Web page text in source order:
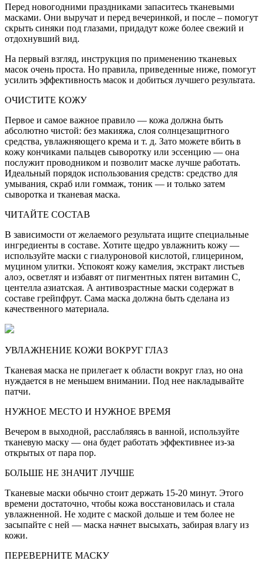
Перед новогодними праздниками запаситесь тканевыми
масками. Они выручат и перед вечеринкой, и после – помогут
скрыть синяки под глазами, придадут коже более свежий и
отдохнувший вид.
На первый взгляд, инструкция по применению тканевых
масок очень проста. Но правила, приведенные ниже, помогут
усилить эффективность масок и добиться лучшего результата.
ОЧИСТИТЕ КОЖУ
Первое и самое важное правило — кожа должна быть
абсолютно чистой: без макияжа, слоя солнцезащитного
средства, увлажняющего крема и т. д. Зато можете вбить в
кожу кончиками пальцев сыворотку или эссенцию — она
послужит проводником и позволит маске лучше работать.
Идеальный порядок использования средств: средство для
умывания, скраб или гоммаж, тоник — и только затем
сыворотка и тканевая маска.
ЧИТАЙТЕ СОСТАВ
В зависимости от желаемого результата ищите специальные
ингредиенты в составе. Хотите щедро увлажнить кожу —
используйте маски с гиалуроновой кислотой, глицерином,
муцином улитки. Успокоят кожу камелия, экстракт листьев
алоэ, осветлят и избавят от пигментных пятен витамин С,
центелла азиатская. А антивозрастные маски содержат в
составе грейпфрут. Сама маска должна быть сделана из
качественного материала.
УВЛАЖНЕНИЕ КОЖИ ВОКРУГ ГЛАЗ
Тканевая маска не прилегает к области вокруг глаз, но она
нуждается в не меньшем внимании. Под нее накладывайте
патчи.
НУЖНОЕ МЕСТО И НУЖНОЕ ВРЕМЯ
Вечером в выходной, расслабляясь в ванной, используйте
тканевую маску — она будет работать эффективнее из-за
открытых от пара пор.
БОЛЬШЕ НЕ ЗНАЧИТ ЛУЧШЕ
Тканевые маски обычно стоит держать 15-20 минут. Этого
времени достаточно, чтобы кожа восстановилась и стала
увлажненной. Не ходите с маской дольше и тем более не
засыпайте с ней — маска начнет высыхать, забирая влагу из
кожи.
ПЕРЕВЕРНИТЕ МАСКУ